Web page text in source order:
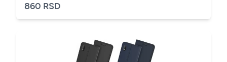
860 RSD